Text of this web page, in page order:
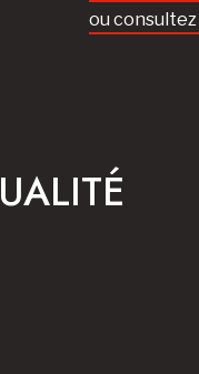
ou consultez